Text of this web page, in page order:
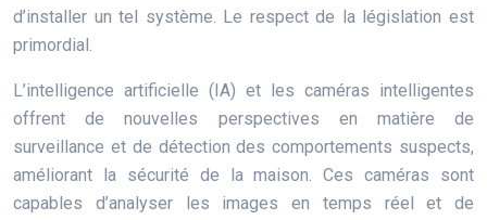
d’installer un tel système. Le respect de la législation est
primordial.
L’intelligence artificielle (IA) et les caméras intelligentes
offrent de nouvelles perspectives en matière de
surveillance et de détection des comportements suspects,
améliorant la sécurité de la maison. Ces caméras sont
capables d’analyser les images en temps réel et de